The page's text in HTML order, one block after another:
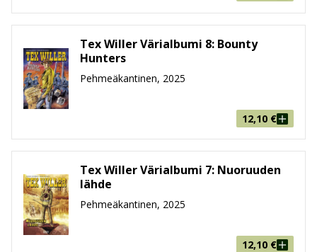
Tex Willer Värialbumi 8: Bounty
Hunters
Pehmeäkantinen, 2025
12,10 €
Tex Willer Värialbumi 7: Nuoruuden
lähde
Pehmeäkantinen, 2025
12,10 €